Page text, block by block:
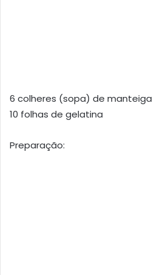
6 colheres (sopa) de manteiga
10 folhas de gelatina
Preparação: